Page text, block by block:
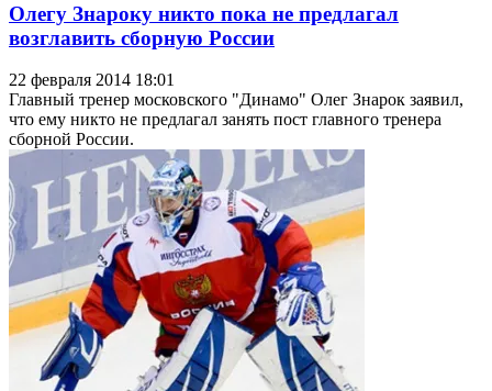
Олегу Знароку никто пока не предлагал
возглавить сборную России
22 февраля 2014 18:01
Главный тренер московского "Динамо" Олег Знарок заявил,
что ему никто не предлагал занять пост главного тренера
сборной России.